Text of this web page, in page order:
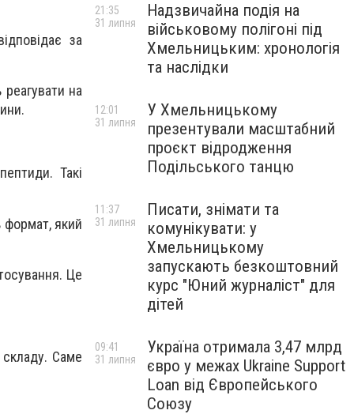
за
на
Такі
формат, який
Це
складу. Саме
Надзвичайна подія на
військовому полігоні під
Хмельницьким: хронологія
та наслідки
21:35
31 липня
У Хмельницькому
презентували масштабний
проєкт відродження
Подільського танцю
12:01
31 липня
Писати, знімати та
комунікувати: у
Хмельницькому
запускають безкоштовний
курс "Юний журналіст" для
дітей
11:37
31 липня
Україна отримала 3,47 млрд
євро у межах Ukraine Support
Loan від Європейського
Союзу
09:41
31 липня